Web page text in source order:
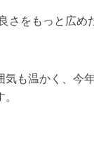
さをもっと広め
も温かく、今